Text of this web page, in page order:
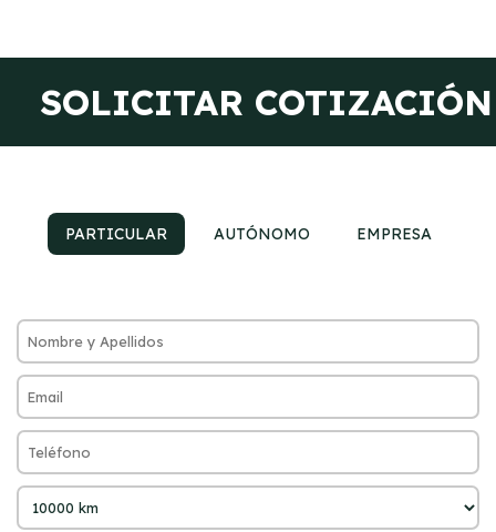
SOLICITAR COTIZACIÓN
PARTICULAR AUTÓNOMO EMPRESA